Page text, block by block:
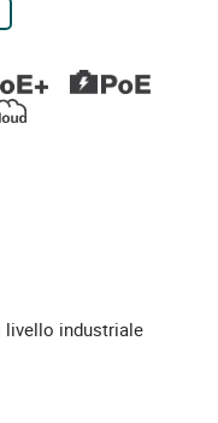
livello industriale